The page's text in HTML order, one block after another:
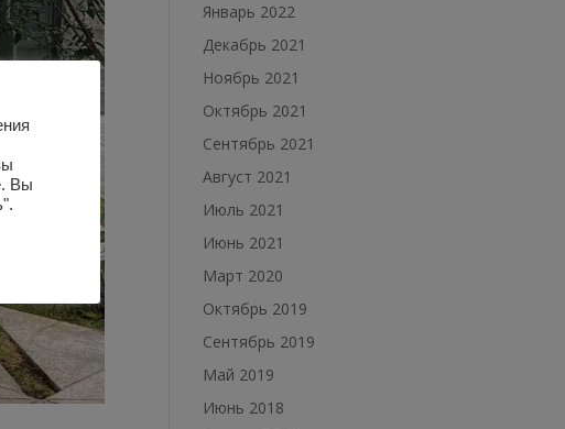
Январь 2022
Декабрь 2021
Ноябрь 2021
Октябрь 2021
Сентябрь 2021
Август 2021
Июль 2021
Июнь 2021
Март 2020
Октябрь 2019
Сентябрь 2019
Май 2019
Июнь 2018
Вы